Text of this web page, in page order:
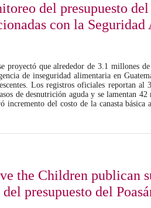
del presupuesto del
con la
proyectó que alrededor de 3.1 millones
de inseguridad alimentaria en
Los registros oficiales reportan al
de desnutrición aguda y se lamentan 42
incremento del costo de la canasta
the Children publican
presupuesto del